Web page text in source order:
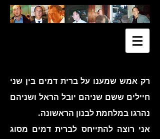
רק אמש שמענו על ברית דמים בין שני
חיילים ששם שניהם יובל הראל ושניהם
נהרגו במלחמת לבנון הראשונה.
אני רוצה להתייחס לברית דמים מסוג